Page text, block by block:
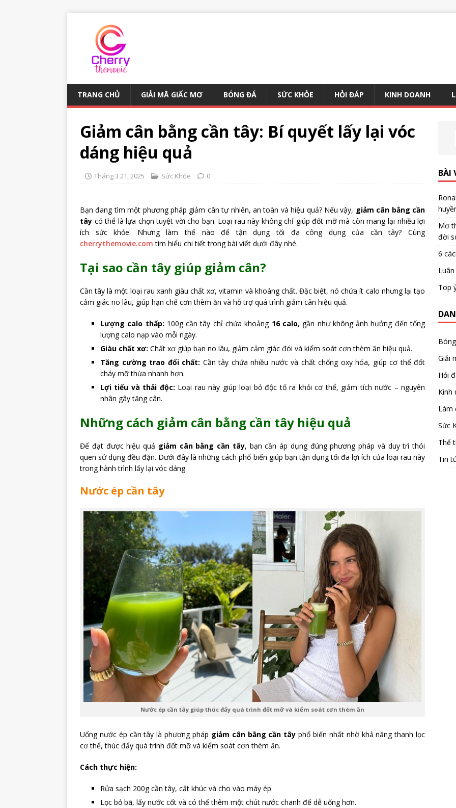
TRANG CHỦ GIẢI MÃ GIẤC MƠ BÓNG ĐÁ SỨC KHỎE HỎI ĐÁP KINH DOANH
Giảm cân bằng cần tây: Bí quyết lấy lại vóc
dáng hiệu quả
Tháng 3 21, 2025 Sức Khỏe 0
Bạn đang tìm một phương pháp giảm cân tự nhiên, an toàn và hiệu quả? Nếu vậy, giảm cân bằng cần
tây có thể là lựa chọn tuyệt vời cho bạn. Loại rau này không chỉ giúp đốt mỡ mà còn mang lại nhiều lợi
ích sức khỏe. Nhưng làm thế nào để tận dụng tối đa công dụng của cần tây? Cùng
cherrythemovie.com tìm hiểu chi tiết trong bài viết dưới đây nhé.
Tại sao cần tây giúp giảm cân?
Cần tây là một loại rau xanh giàu chất xơ, vitamin và khoáng chất. Đặc biệt, nó chứa ít calo nhưng lại tạo
cảm giác no lâu, giúp hạn chế cơn thèm ăn và hỗ trợ quá trình giảm cân hiệu quả.
Lượng calo thấp: 100g cần tây chỉ chứa khoảng 16 calo, gần như không ảnh hưởng đến tổng
lượng calo nạp vào mỗi ngày.
Giàu chất xơ: Chất xơ giúp bạn no lâu, giảm cảm giác đói và kiểm soát cơn thèm ăn hiệu quả.
Tăng cường trao đổi chất: Cần tây chứa nhiều nước và chất chống oxy hóa, giúp cơ thể đốt
cháy mỡ thừa nhanh hơn.
Lợi tiểu và thải độc: Loại rau này giúp loại bỏ độc tố ra khỏi cơ thể, giảm tích nước – nguyên
nhân gây tăng cân.
Những cách giảm cân bằng cần tây hiệu quả
Để đạt được hiệu quả giảm cân bằng cần tây, bạn cần áp dụng đúng phương pháp và duy trì thói
quen sử dụng đều đặn. Dưới đây là những cách phổ biến giúp bạn tận dụng tối đa lợi ích của loại rau này
trong hành trình lấy lại vóc dáng.
Nước ép cần tây
Nước ép cần tây giúp thúc đẩy quá trình đốt mỡ và kiểm soát cơn thèm ăn
Uống nước ép cần tây là phương pháp giảm cân bằng cần tây phổ biến nhất nhờ khả năng thanh lọc
cơ thể, thúc đẩy quá trình đốt mỡ và kiểm soát cơn thèm ăn.
Cách thực hiện:
Rửa sạch 200g cần tây, cắt khúc và cho vào máy ép.
Lọc bỏ bã, lấy nước cốt và có thể thêm một chút nước chanh để dễ uống hơn.
BÀI
Mơ
đời
6
Top
Giải
Hỏi
Kinh
Làm
Sức
Thể
Tin